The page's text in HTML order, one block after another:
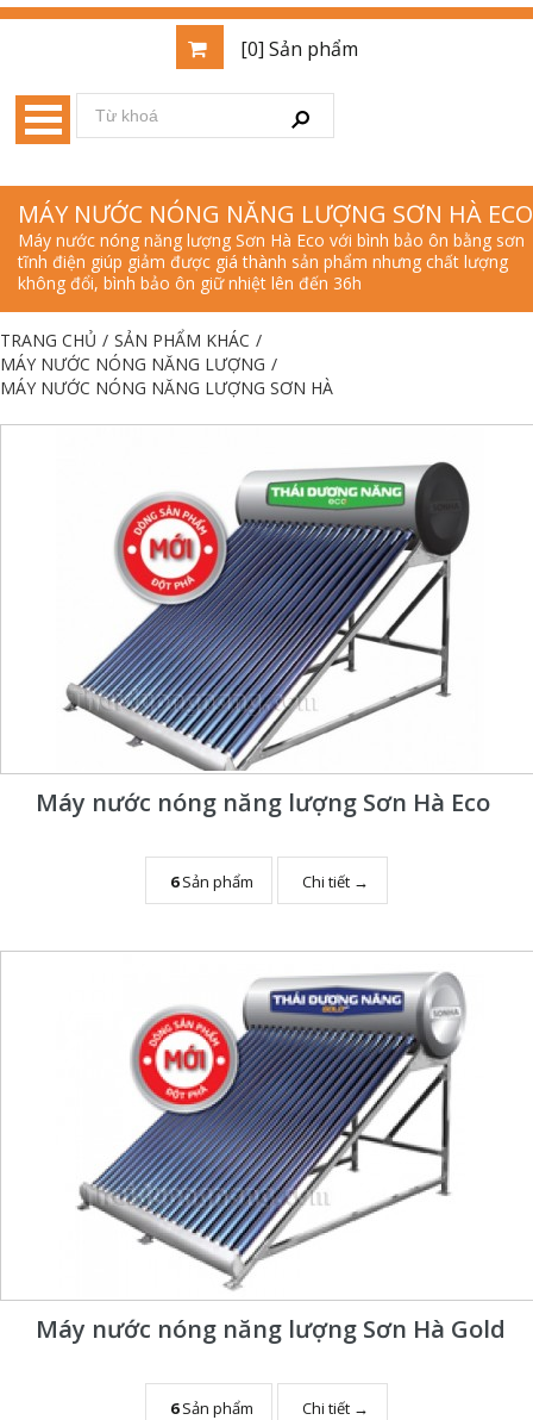
[0] Sản phẩm
MÁY NƯỚC NÓNG NĂNG LƯỢNG SƠN HÀ ECO
Máy nước nóng năng lượng Sơn Hà Eco với bình bảo ôn bằng sơn
tĩnh điện giúp giảm được giá thành sản phẩm nhưng chất lượng
không đổi, bình bảo ôn giữ nhiệt lên đến 36h
TRANG CHỦ / SẢN PHẨM KHÁC /
MÁY NƯỚC NÓNG NĂNG LƯỢNG /
MÁY NƯỚC NÓNG NĂNG LƯỢNG SƠN HÀ
Máy nước nóng năng lượng Sơn Hà Eco
6Sản phẩm Chi tiết →
Máy nước nóng năng lượng Sơn Hà Gold
6Sản phẩm Chi tiết →